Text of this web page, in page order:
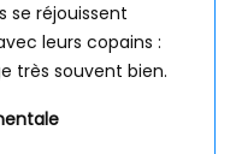
se réjouissent
leurs copains :
très souvent bien.